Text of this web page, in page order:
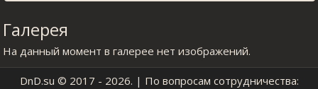
Галерея
На данный момент в галерее нет изображений.
DnD.su © 2017 - 2026. | По вопросам сотрудничества: